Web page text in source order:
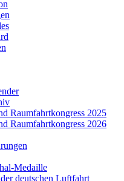
Raumfahrtkongress 2025
Raumfahrtkongress 2026
Medaille
deutschen Luftfahrt